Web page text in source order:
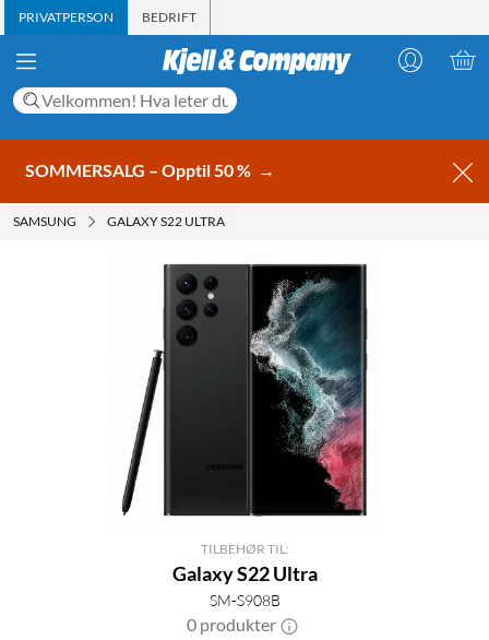
PRIVATPERSON BEDRIFT
SOMMERSALG – Opptil 50 % →
SAMSUNG GALAXY S22 ULTRA
TILBEHØR TIL:
Galaxy S22 Ultra
SM-S908B
0 produkter